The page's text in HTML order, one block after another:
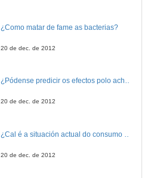
Clausura da sesión
¿Como matar de fame as bacterias?
20 de dec. de 2012
¿Pódense predicir os efectos polo achegamento á Terra dos asteroides?
20 de dec. de 2012
20 de dec. de 2012